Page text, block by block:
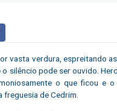
vasta verdura, espreitando
silêncio pode ser ouvido.
o que ficou e
freguesia de Cedrim.